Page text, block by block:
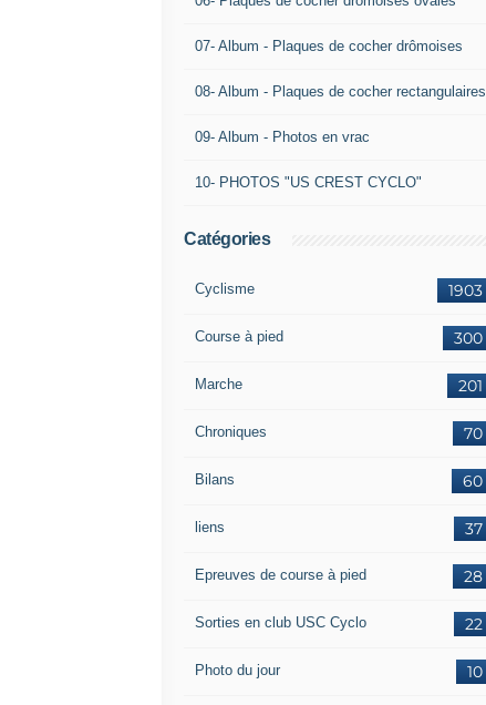
07- Album - Plaques de cocher drômoises
08- Album - Plaques de cocher rectangulaires
09- Album - Photos en vrac
10- PHOTOS "US CREST CYCLO"
Catégories
1903
Cyclisme
300
Course à pied
201
Marche
70
Chroniques
60
Bilans
37
liens
28
Epreuves de course à pied
22
Sorties en club USC Cyclo
10
Photo du jour